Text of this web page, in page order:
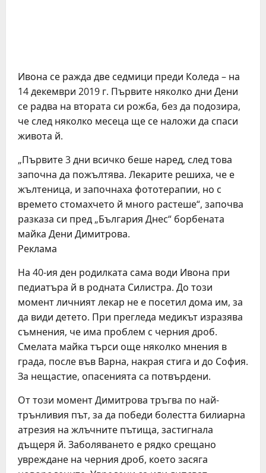
Ивона се ражда две седмици преди Коледа – на
14 декември 2019 г. Първите няколко дни Дени
се радва на втората си рожба, без да подозира,
че след няколко месеца ще се наложи да спаси
живота й.
„Първите 3 дни всичко беше наред, след това
започна да пожълтява. Лекарите решиха, че е
жълтеница, и започнаха фототерапии, но с
времето стомахчето й много растеше“, започва
разказа си пред „България Днес“ борбената
майка Дени Димитрова.
Реклама
На 40-ия ден родилката сама води Ивона при
педиатъра й в родната Силистра. До този
момент личният лекар не е посетил дома им, за
да види детето. При прегледа медикът изразява
съмнения, че има проблем с черния дроб.
Смелата майка търси още няколко мнения в
града, после във Варна, накрая стига и до София.
За нещастие, опасенията са потвърдени.
От този момент Димитрова тръгва по най-
трънливия път, за да победи болестта билиарна
атрезия на жлъчните пътища, застигнала
дъщеря й. Заболяването е рядко срещано
увреждане на черния дроб, което засяга